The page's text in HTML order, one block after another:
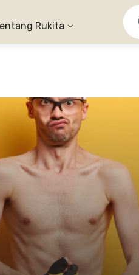
Rukita